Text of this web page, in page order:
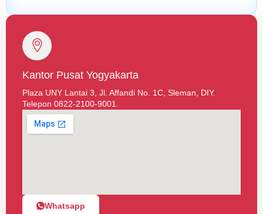
Kantor Pusat Yogyakarta
Plaza UNY Lantai 3, Jl. Affandi No. 1C, Sleman, DIY.
Telepon 0822-2100-9001.
Whatsapp